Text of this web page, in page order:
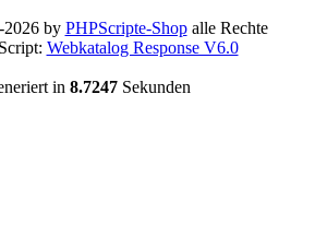
2026 by PHPScripte-Shopalle Rechte
Webkatalog Response V6.0
in 8.7247 Sekunden